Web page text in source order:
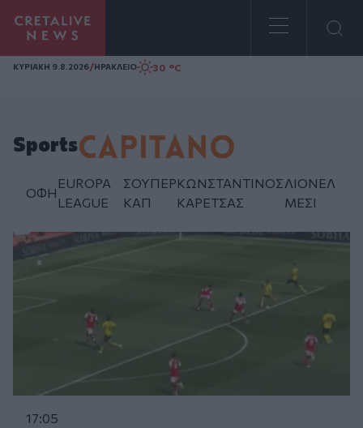
Homepage
ΚΥΡΙΑΚΗ 9.8.2026/ΗΡΑΚΛΕΙΟ 30 °C
Sports
ΟΦΗ
EUROPA
LEAGUE
ΣΟΥΠΕΡ
ΚΑΠ
ΚΩΝΣΤΑΝΤΙΝΟΣ
ΚΑΡΕΤΣΑΣ
ΛΙΟΝΕΛ
ΜΕΣΙ
17:05